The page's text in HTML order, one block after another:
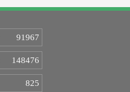
91967
148476
825